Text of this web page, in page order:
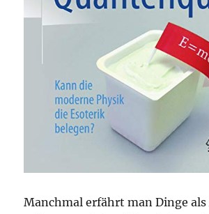
Manchmal erfährt man Dinge